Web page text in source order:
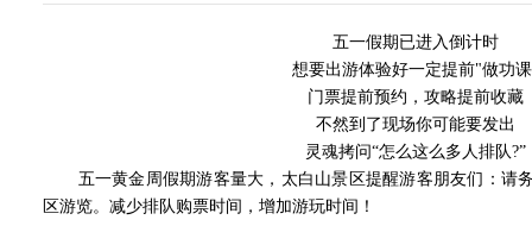
五一假期已进入倒计时
想要出游体验好一定提前"做功
门票提前预约，攻略提前收藏
不然到了现场你可能要发出
灵魂拷问“怎么这么多人排队?”
五一黄金周假期游客量大，太白山景区提醒游客朋友们：请
区游览。减少排队购票时间，增加游玩时间！